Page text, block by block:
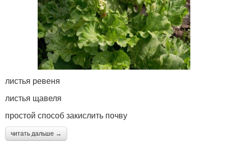
листья ревеня
листья щавеля
простой способ закислить почву
читать дальше →